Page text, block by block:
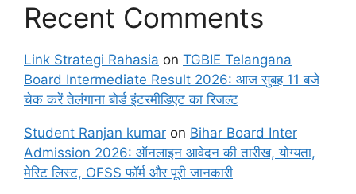
Recent Comments
Link Strategi Rahasia on TGBIE Telangana
Board Intermediate Result 2026: आज सुबह 11 बजे
चेक करें तेलंगाना बोर्ड इंटरमीडिएट का रिजल्ट
Student Ranjan kumar on Bihar Board Inter
Admission 2026: ऑनलाइन आवेदन की तारीख, योग्यता,
मेरिट लिस्ट, OFSS फॉर्म और पूरी जानकारी